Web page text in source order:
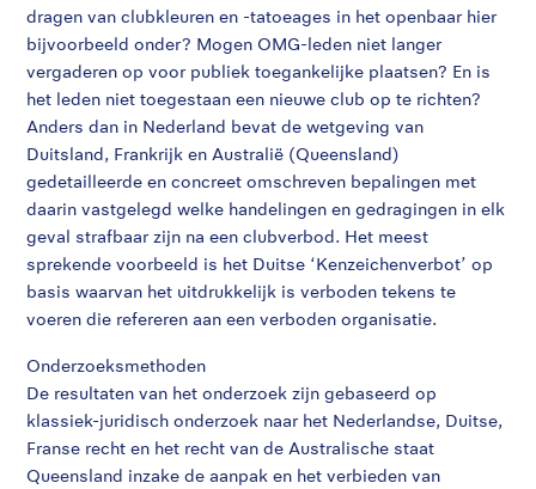
dragen van clubkleuren en -tatoeages in het openbaar hier
bijvoorbeeld onder? Mogen OMG-leden niet langer
vergaderen op voor publiek toegankelijke plaatsen? En is
het leden niet toegestaan een nieuwe club op te richten?
Anders dan in Nederland bevat de wetgeving van
Duitsland, Frankrijk en Australië (Queensland)
gedetailleerde en concreet omschreven bepalingen met
daarin vastgelegd welke handelingen en gedragingen in elk
geval strafbaar zijn na een clubverbod. Het meest
sprekende voorbeeld is het Duitse ‘Kenzeichenverbot’ op
basis waarvan het uitdrukkelijk is verboden tekens te
voeren die refereren aan een verboden organisatie.
Onderzoeksmethoden
De resultaten van het onderzoek zijn gebaseerd op
klassiek-juridisch onderzoek naar het Nederlandse, Duitse,
Franse recht en het recht van de Australische staat
Queensland inzake de aanpak en het verbieden van